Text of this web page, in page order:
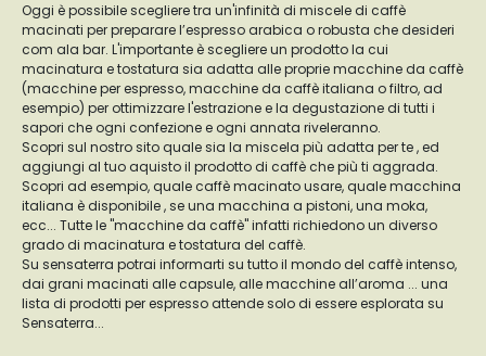
Oggi è possibile scegliere tra un'infinità di miscele di caffè
macinati per preparare l’espresso arabica o robusta che desideri
com ala bar. L'importante è scegliere un prodotto la cui
macinatura e tostatura sia adatta alle proprie macchine da caffè
(macchine per espresso, macchine da caffè italiana o filtro, ad
esempio) per ottimizzare l'estrazione e la degustazione di tutti i
sapori che ogni confezione e ogni annata riveleranno.
Scopri sul nostro sito quale sia la miscela più adatta per te , ed
aggiungi al tuo aquisto il prodotto di caffè che più ti aggrada.
Scopri ad esempio, quale caffè macinato usare, quale macchina
italiana è disponibile , se una macchina a pistoni, una moka,
ecc... Tutte le "macchine da caffè" infatti richiedono un diverso
grado di macinatura e tostatura del caffè.
Su sensaterra potrai informarti su tutto il mondo del caffè intenso,
dai grani macinati alle capsule, alle macchine all’aroma ... una
lista di prodotti per espresso attende solo di essere esplorata su
Sensaterra...